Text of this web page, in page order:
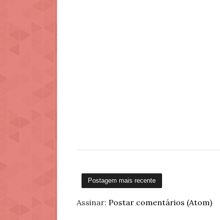
Postagem mais recente
Assinar: Postar comentários (Atom)